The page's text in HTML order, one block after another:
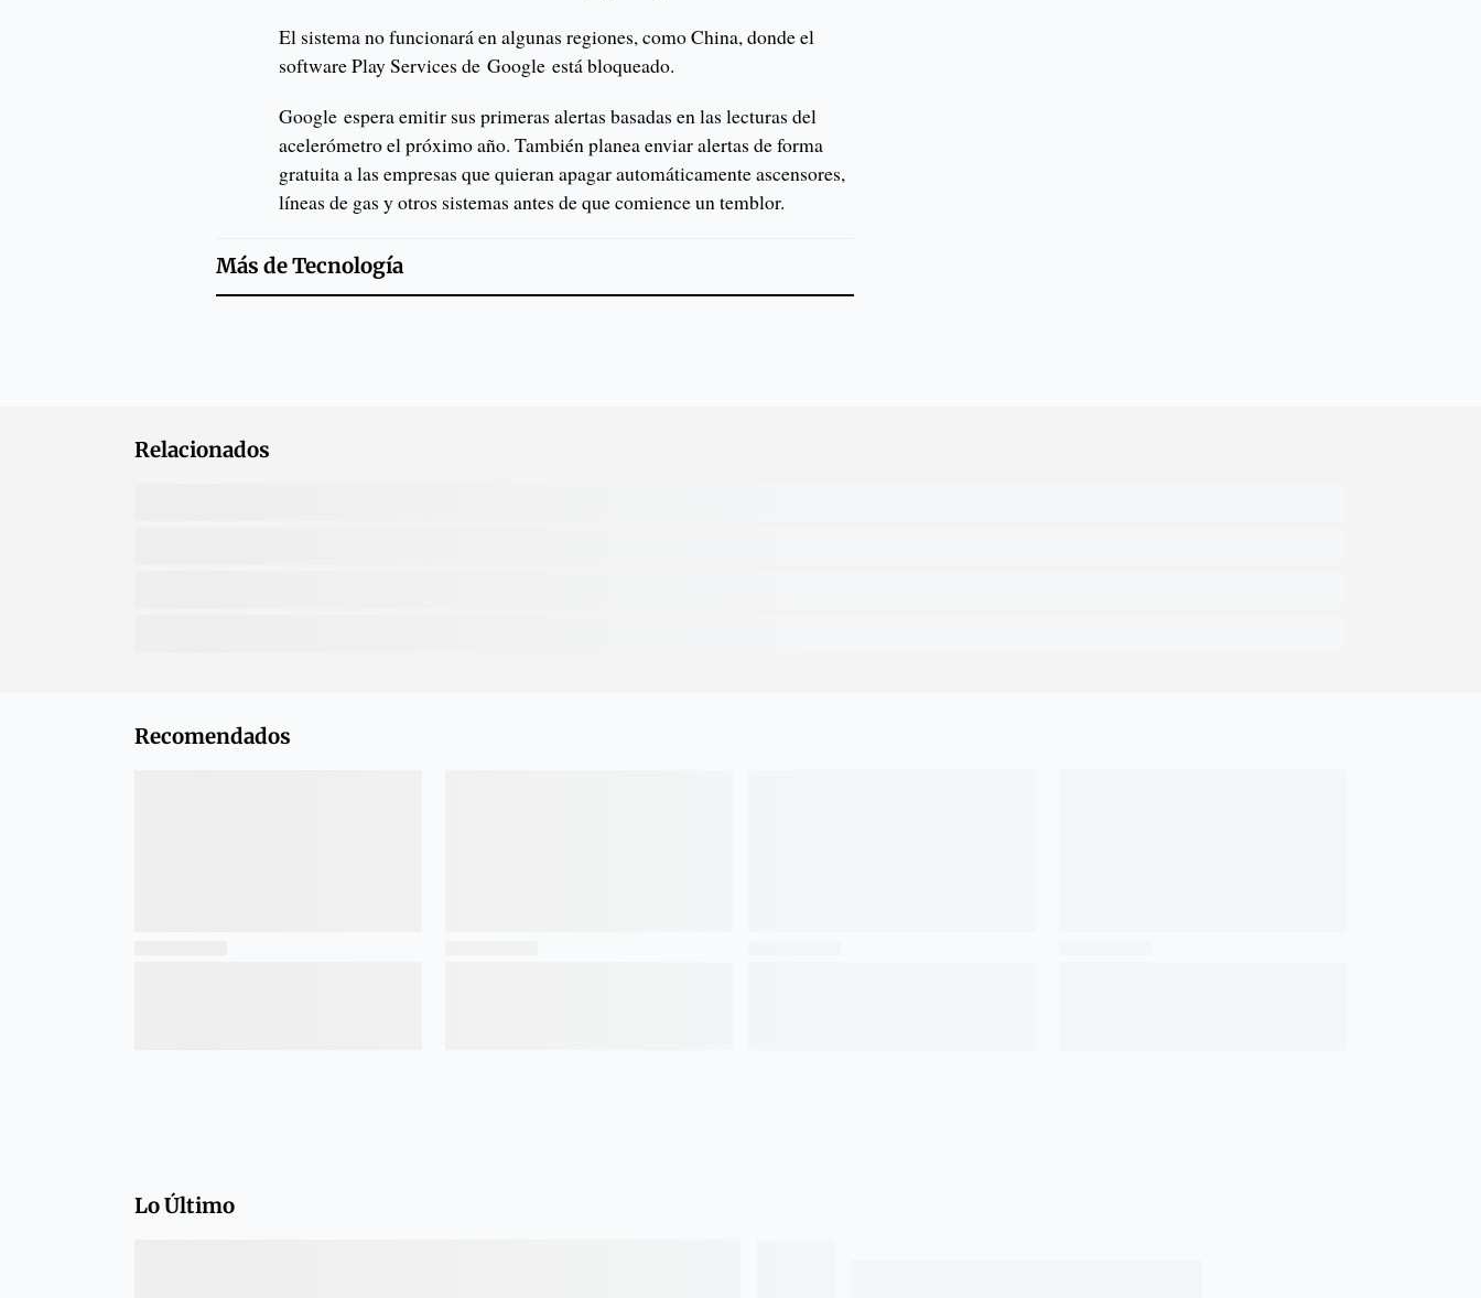
El sistema no funcionará en algunas regiones, como China, donde el
software Play Services de Google está bloqueado.
Google espera emitir sus primeras alertas basadas en las lecturas del
acelerómetro el próximo año. También planea enviar alertas de forma
gratuita a las empresas que quieran apagar automáticamente ascensores,
líneas de gas y otros sistemas antes de que comience un temblor.
Más deTecnología
Relacionados
Recomendados
Lo Último